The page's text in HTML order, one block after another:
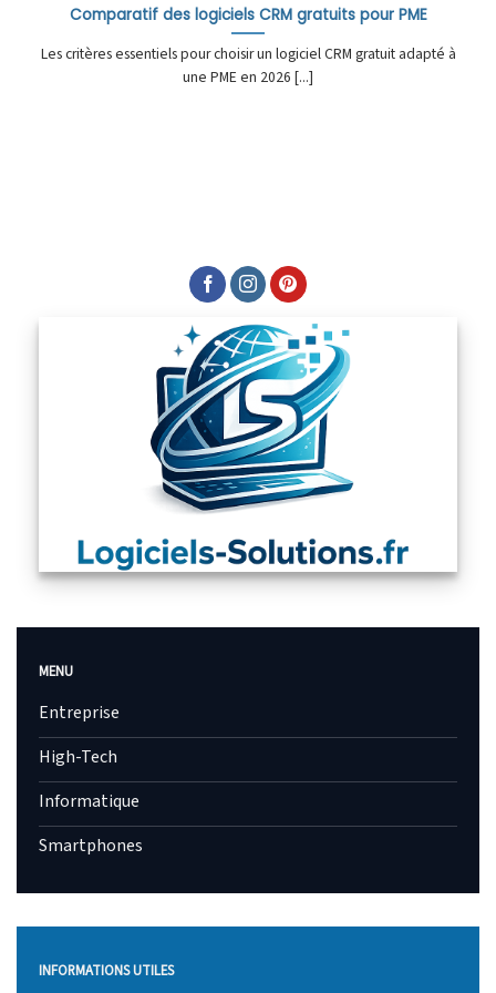
Comparatif des logiciels CRM gratuits pour PME
Les critères essentiels pour choisir un logiciel CRM gratuit adapté à
une PME en 2026 [...]
MENU
Entreprise
High-Tech
Informatique
Smartphones
INFORMATIONS UTILES